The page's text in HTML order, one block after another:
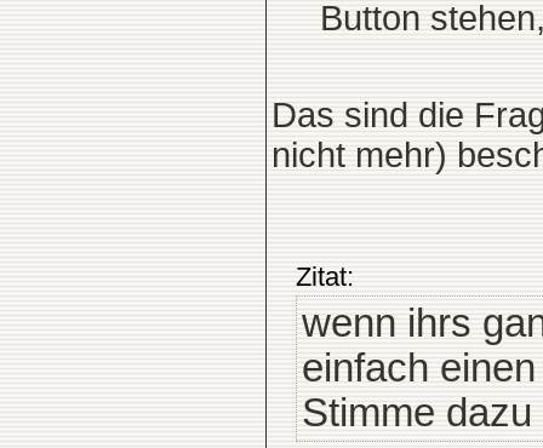
Button
Das sind die
nicht mehr)
Zitat:
wenn ihrs
einfach
Stimme